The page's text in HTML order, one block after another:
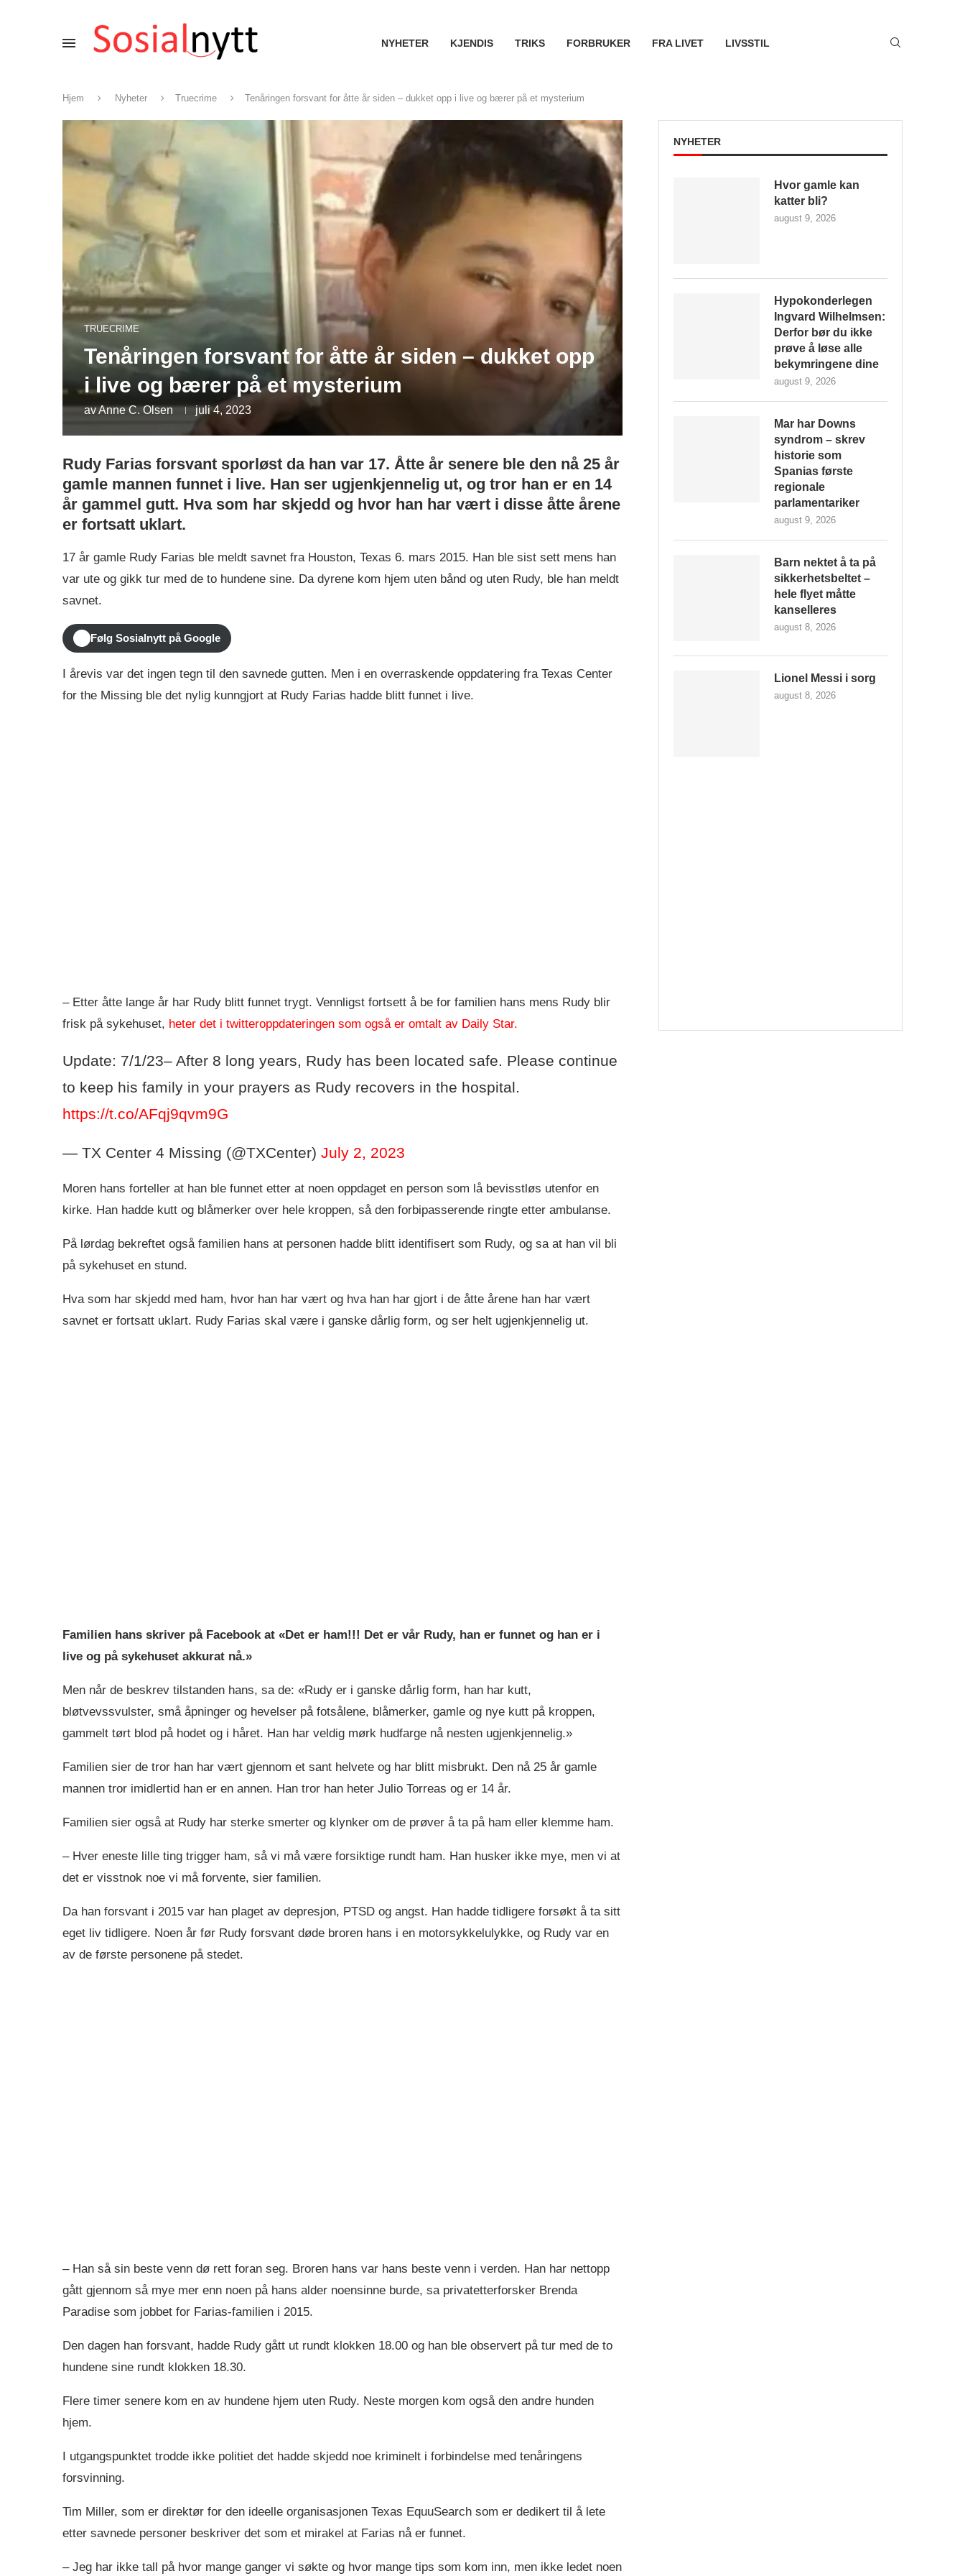
NYHETER KJENDIS TRIKS FORBRUKER FRA LIVET LIVSSTIL
Hjem Nyheter Truecrime Tenåringen forsvant for åtte år siden – dukket opp i live og bærer på et mysterium
TRUECRIME
Tenåringen forsvant for åtte år siden – dukket opp
i live og bærer på et mysterium
avAnne C. Olsen juli 4, 2023
Rudy Farias forsvant sporløst da han var 17. Åtte år senere ble den nå 25 år
gamle mannen funnet i live. Han ser ugjenkjennelig ut, og tror han er en 14
år gammel gutt. Hva som har skjedd og hvor han har vært i disse åtte årene
er fortsatt uklart.
17 år gamle Rudy Farias ble meldt savnet fra Houston, Texas 6. mars 2015. Han ble sist sett mens han
var ute og gikk tur med de to hundene sine. Da dyrene kom hjem uten bånd og uten Rudy, ble han meldt
savnet.
Følg Sosialnytt på Google
I årevis var det ingen tegn til den savnede gutten. Men i en overraskende oppdatering fra Texas Center
for the Missing ble det nylig kunngjort at Rudy Farias hadde blitt funnet i live.
– Etter åtte lange år har Rudy blitt funnet trygt. Vennligst fortsett å be for familien hans mens Rudy blir
frisk på sykehuset, heter det i twitteroppdateringen som også er omtalt av Daily Star.
Update: 7/1/23– After 8 long years, Rudy has been located safe. Please continue
to keep his family in your prayers as Rudy recovers in the hospital.
https://t.co/AFqj9qvm9G
— TX Center 4 Missing (@TXCenter) July 2, 2023
Moren hans forteller at han ble funnet etter at noen oppdaget en person som lå bevisstløs utenfor en
kirke. Han hadde kutt og blåmerker over hele kroppen, så den forbipasserende ringte etter ambulanse.
På lørdag bekreftet også familien hans at personen hadde blitt identifisert som Rudy, og sa at han vil bli
på sykehuset en stund.
Hva som har skjedd med ham, hvor han har vært og hva han har gjort i de åtte årene han har vært
savnet er fortsatt uklart. Rudy Farias skal være i ganske dårlig form, og ser helt ugjenkjennelig ut.
Familien hans skriver på Facebook at «Det er ham!!! Det er vår Rudy, han er funnet og han er i
live og på sykehuset akkurat nå.»
Men når de beskrev tilstanden hans, sa de: «Rudy er i ganske dårlig form, han har kutt,
bløtvevssvulster, små åpninger og hevelser på fotsålene, blåmerker, gamle og nye kutt på kroppen,
gammelt tørt blod på hodet og i håret. Han har veldig mørk hudfarge nå nesten ugjenkjennelig.»
Familien sier de tror han har vært gjennom et sant helvete og har blitt misbrukt. Den nå 25 år gamle
mannen tror imidlertid han er en annen. Han tror han heter Julio Torreas og er 14 år.
Familien sier også at Rudy har sterke smerter og klynker om de prøver å ta på ham eller klemme ham.
– Hver eneste lille ting trigger ham, så vi må være forsiktige rundt ham. Han husker ikke mye, men vi at
det er visstnok noe vi må forvente, sier familien.
Da han forsvant i 2015 var han plaget av depresjon, PTSD og angst. Han hadde tidligere forsøkt å ta sitt
eget liv tidligere. Noen år før Rudy forsvant døde broren hans i en motorsykkelulykke, og Rudy var en
av de første personene på stedet.
– Han så sin beste venn dø rett foran seg. Broren hans var hans beste venn i verden. Han har nettopp
gått gjennom så mye mer enn noen på hans alder noensinne burde, sa privatetterforsker Brenda
Paradise som jobbet for Farias-familien i 2015.
Den dagen han forsvant, hadde Rudy gått ut rundt klokken 18.00 og han ble observert på tur med de to
hundene sine rundt klokken 18.30.
Flere timer senere kom en av hundene hjem uten Rudy. Neste morgen kom også den andre hunden
hjem.
I utgangspunktet trodde ikke politiet det hadde skjedd noe kriminelt i forbindelse med tenåringens
forsvinning.
Tim Miller, som er direktør for den ideelle organisasjonen Texas EquuSearch som er dedikert til å lete
etter savnede personer beskriver det som et mirakel at Farias nå er funnet.
– Jeg har ikke tall på hvor mange ganger vi søkte og hvor mange tips som kom inn, men ikke ledet noen
NYHETER
Hvor gamle kan
katter bli?
august 9, 2026
Hypokonderlegen
Ingvard Wilhelmsen:
Derfor bør du ikke
prøve å løse alle
bekymringene dine
august 9, 2026
Mar har Downs
syndrom – skrev
historie som
Spanias første
regionale
parlamentariker
august 9, 2026
Barn nektet å ta på
sikkerhetsbeltet –
hele flyet måtte
kanselleres
august 8, 2026
Lionel Messi i sorg
august 8, 2026